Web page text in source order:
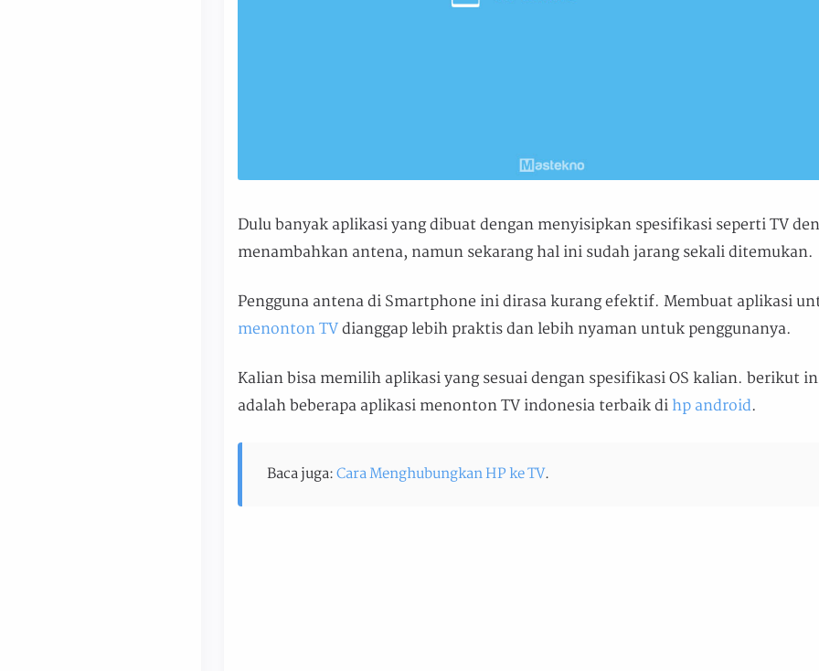
Dulu banyak aplikasi yang dibuat dengan menyisipkan spesifikasi seperti TV
menambahkan antena, namun sekarang hal ini sudah jarang sekali ditemukan.
Pengguna antena di Smartphone ini dirasa kurang efektif. Membuat aplikasi
menonton TVdianggap lebih praktis dan lebih nyaman untuk penggunanya.
Kalian bisa memilih aplikasi yang sesuai dengan spesifikasi OS kalian. berikut
adalah beberapa aplikasi menonton TV indonesia terbaik dihp android.
Baca juga:Cara Menghubungkan HP ke TV.